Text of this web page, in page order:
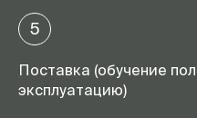
5
Поставка (обучение
эксплуатацию)